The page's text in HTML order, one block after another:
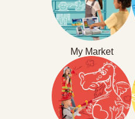
My Market